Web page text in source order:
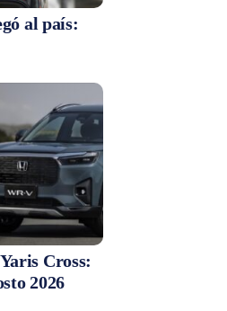
al país:
Cross:
2026